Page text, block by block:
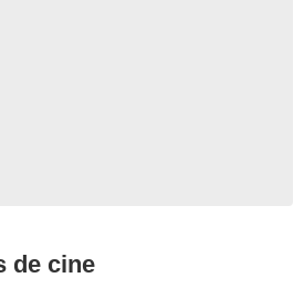
de cine